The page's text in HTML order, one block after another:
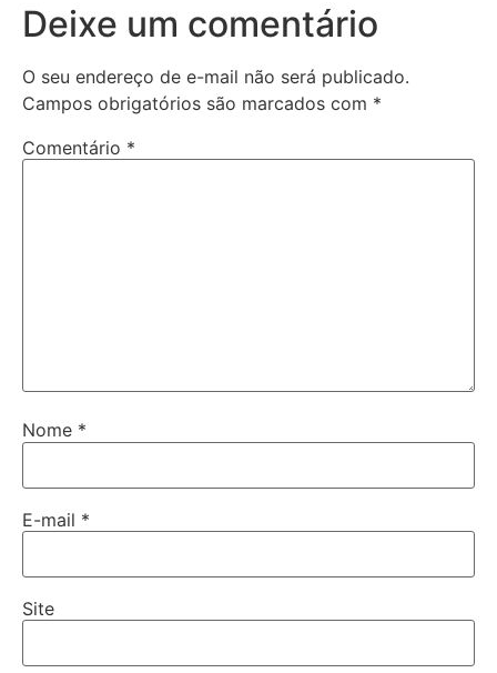
Deixe um comentário
O seu endereço de e-mail não será publicado.
Campos obrigatórios são marcados com *
Comentário *
Nome *
E-mail *
Site